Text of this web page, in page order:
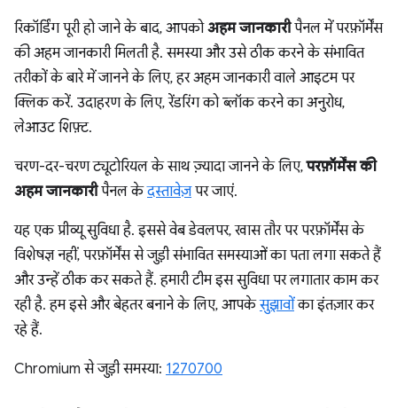
रिकॉर्डिंग पूरी हो जाने के बाद, आपकोअहम जानकारीपैनल में परफ़ॉर्मेंस
की अहम जानकारी मिलती है. समस्या और उसे ठीक करने के संभावित
तरीकों के बारे में जानने के लिए, हर अहम जानकारी वाले आइटम पर
क्लिक करें. उदाहरण के लिए, रेंडरिंग को ब्लॉक करने का अनुरोध,
लेआउट शिफ़्ट.
चरण-दर-चरण ट्यूटोरियल के साथ ज़्यादा जानने के लिए,परफ़ॉर्मेंस की
अहम जानकारीपैनल केदस्तावेज़पर जाएं.
यह एक प्रीव्यू सुविधा है. इससे वेब डेवलपर, खास तौर पर परफ़ॉर्मेंस के
विशेषज्ञ नहीं, परफ़ॉर्मेंस से जुड़ी संभावित समस्याओं का पता लगा सकते हैं
और उन्हें ठीक कर सकते हैं. हमारी टीम इस सुविधा पर लगातार काम कर
रही है. हम इसे और बेहतर बनाने के लिए, आपकेसुझावोंका इंतज़ार कर
रहे हैं.
Chromium से जुड़ी समस्या: 1270700